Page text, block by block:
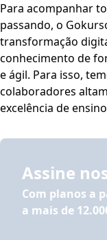
Para acompanhar
passando, o
transformação
conhecimento de
e ágil. Para isso, temos uma grande rede de professores
colaboradores
excelência de
Assine
Com planos a
a mais de